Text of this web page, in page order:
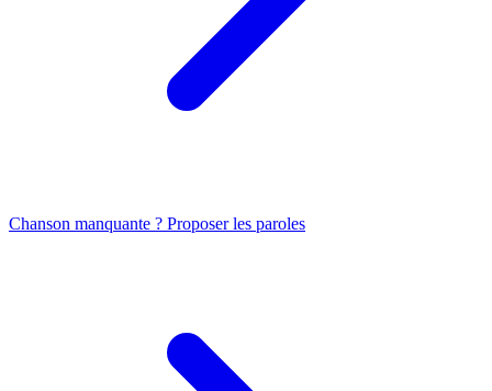
Chanson manquante ? Proposer les paroles